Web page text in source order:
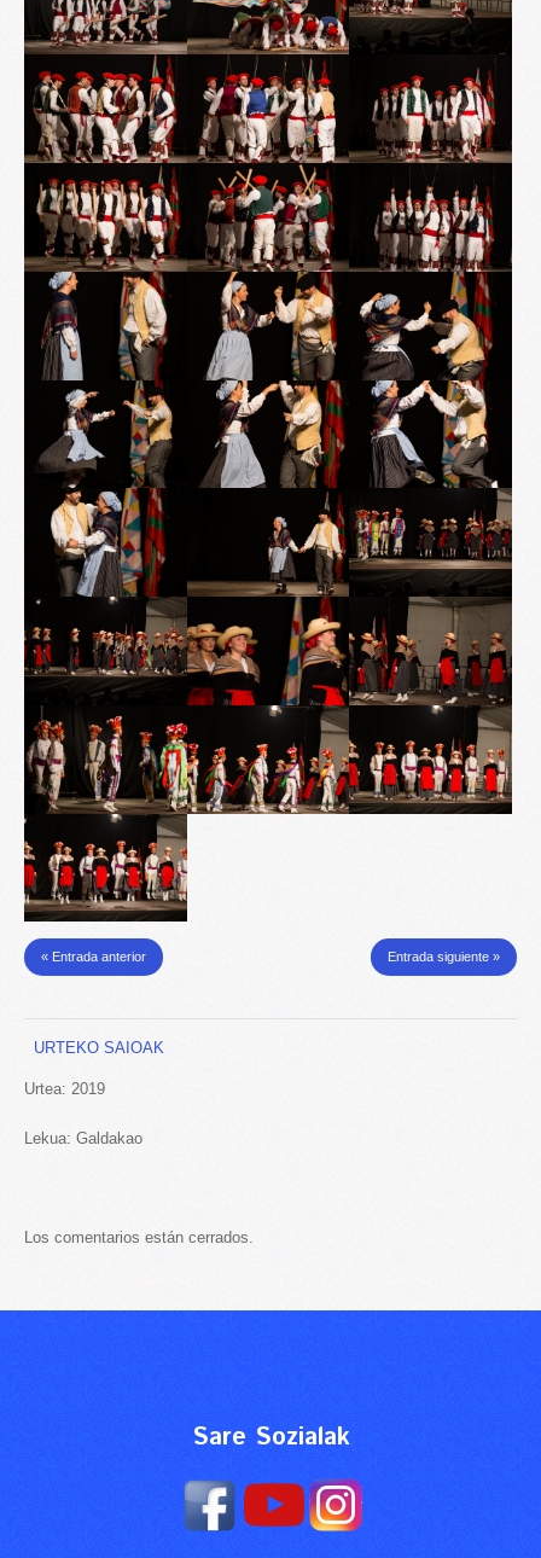
« Entrada anterior Entrada siguiente »
URTEKO SAIOAK
Urtea: 2019
Lekua: Galdakao
Los comentarios están cerrados.
Sare Sozialak